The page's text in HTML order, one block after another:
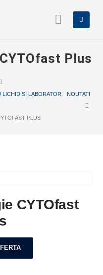
Plus
SI LABORATOR NOUTATI
PLUS
CYTOfast